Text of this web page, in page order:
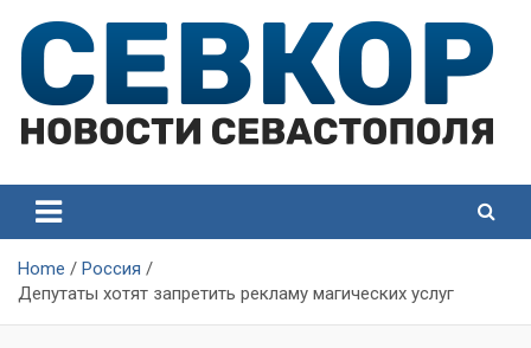
content
Севастополя
Севастополя
Home
Россия
Депутаты хотят запретить рекламу магических услуг